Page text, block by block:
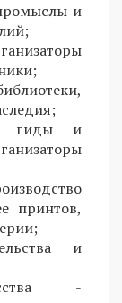
и
- гиды и
принтов,
и
-